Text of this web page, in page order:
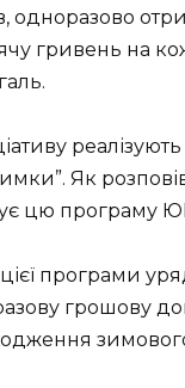
одноразово
гривень на
Як
цю програму
програми
грошову